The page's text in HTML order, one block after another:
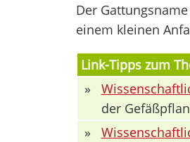
Der
einem kleinen
Link-Tipps zum
»
der
»